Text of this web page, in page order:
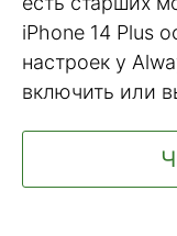
iPhone 14 Plus
настроек у
включить или